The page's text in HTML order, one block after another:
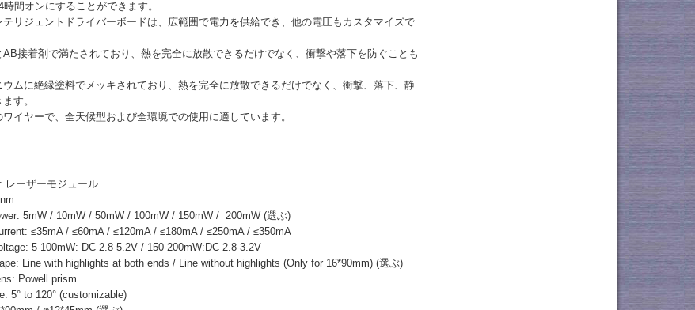
間オンにすることができます。
リジェントドライバーボードは、広範囲で電力を供給でき、他の電圧もカスタマイズで
接着剤で満たされており、熱を完全に放散できるだけでなく、衝撃や落下を防ぐことも
ムに絶縁塗料でメッキされており、熱を完全に放散できるだけでなく、衝撃、落下、静
す。
イヤーで、全天候型および全環境での使用に適しています。
レーザーモジュール
5mW / 10mW / 50mW / 100mW / 150mW / 200mW (選ぶ)
≤35mA / ≤60mA / ≤120mA / ≤180mA / ≤250mA / ≤350mA
5-100mW: DC 2.8-5.2V / 150-200mW:DC 2.8-3.2V
Line with highlights at both ends / Line without highlights (Only for 16*90mm) (選ぶ)
Powell prism
5° to 120° (customizable)